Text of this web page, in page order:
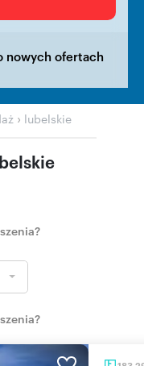
nowych ofertach
› lubelskie